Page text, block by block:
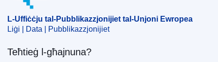
L-Uffiċċju tal-Pubblikazzjonijiet tal-Unjoni Ewropea
Liġi | Data | Pubblikazzjonijiet
Teħtieġ l-għajnuna?